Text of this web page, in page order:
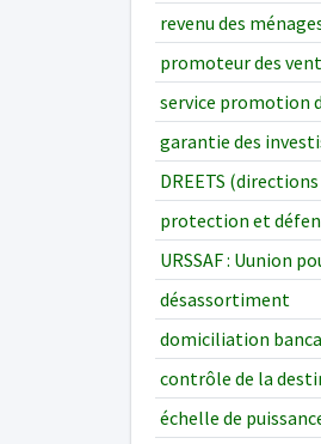
revenu des
promoteur des
service promotion
garantie des
DREETS
protection et
URSSAF : Uunion
désassortiment
domiciliation
contrôle de la
échelle de